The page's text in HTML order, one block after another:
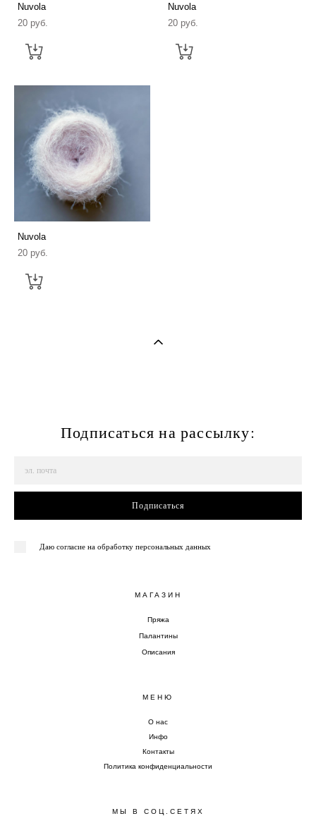
Nuvola
20 pуб.
Nuvola
20 pуб.
Nuvola
20 pуб.
Подписаться на рассылку:
Подписаться
Даю согласие на обработку персональных данных
МАГАЗИН
Пряжа
Палантины
Описания
МЕНЮ
О нас
Инфо
Контакты
Политика конфиденциальности
МЫ В СОЦ.СЕТЯХ